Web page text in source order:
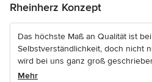
Rheinherz Konzept
Das höchste Maß an Qualität ist
Selbstverständlichkeit, doch nicht
wird bei uns ganz groß
Mehr